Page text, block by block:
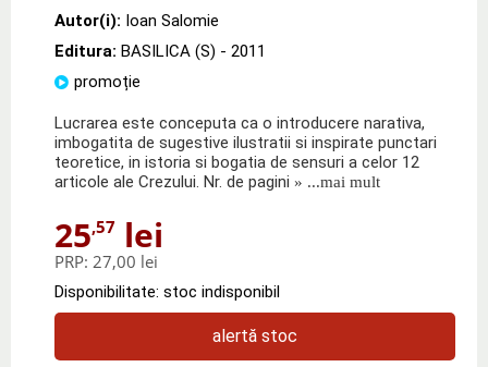
Autor(i): Ioan Salomie
Editura: BASILICA (S) - 2011
promoție
Lucrarea este conceputa ca o introducere narativa,
imbogatita de sugestive ilustratii si inspirate punctari
teoretice, in istoria si bogatia de sensuri a celor 12
articole ale Crezului. Nr. de pagini » ...mai mult
25,57 lei
PRP: 27,00 lei
Disponibilitate: stoc indisponibil
alertă stoc